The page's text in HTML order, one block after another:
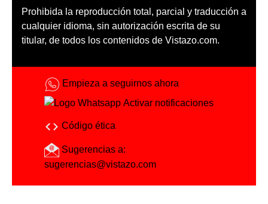
Prohibida la reproducción total, parcial y traducción a
cualquier idioma, sin autorización escrita de su
titular, de todos los contenidos de Vistazo.com.
Empieza a seguirnos ahora
Activar notificaciones
Código ética
Sugerencias a:
sugerencias@vistazo.com